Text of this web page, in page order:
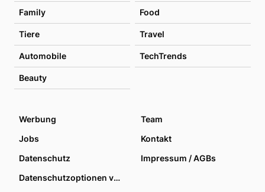
Family Food
Tiere Travel
Automobile TechTrends
Beauty
Werbung
Team
Jobs
Kontakt
Datenschutz
Impressum / AGBs
Datenschutzoptionen verwalten